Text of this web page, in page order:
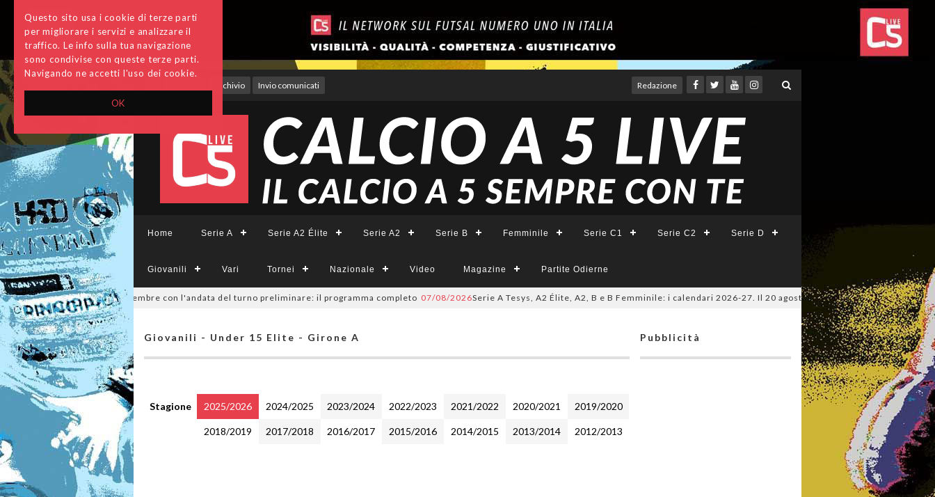
OK
Questo sito usa i cookie di terze parti
per migliorare i servizi e analizzare il
traffico. Le info sulla tua navigazione
sono condivise con queste terze parti.
Navigando ne accetti l'uso dei cookie.
Archivio Invio comunicati Redazione
Home Serie A Serie A2 Élite Serie A2 Serie B Femminile Serie C1 Serie C2 Serie D
Giovanili Vari Tornei Nazionale Video Magazine Partite Odierne
si parte il 19 settembre con l'andata del turno preliminare: il programma completo 07/08/2026Serie A Tesys, A2 Élite, A2, B e B Femminile: i calendari 2026-27. Il 20 agosto la presentazione della Serie A
Giovanili - Under 15 Elite - Girone A
Stagione 2025/2026 2024/2025 2023/2024 2022/2023 2021/2022 2020/2021 2019/2020
2018/2019 2017/2018 2016/2017 2015/2016 2014/2015 2013/2014 2012/2013
Pubblicità